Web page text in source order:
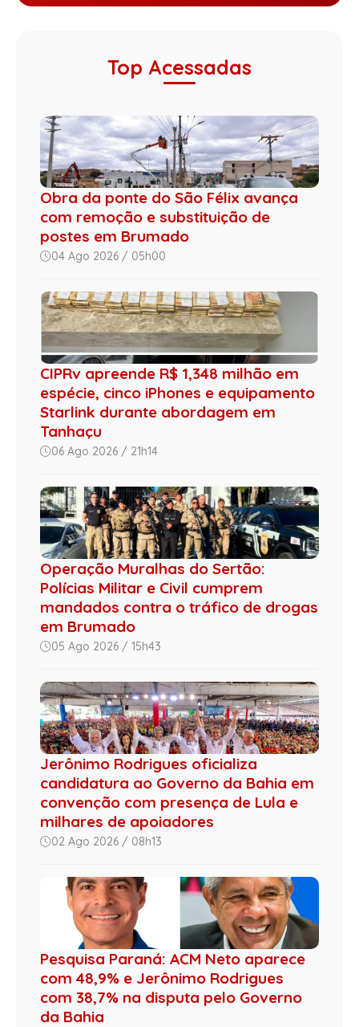
Top Acessadas
Obra da ponte do São Félix avança
com remoção e substituição de
postes em Brumado
04 Ago 2026 / 05h00
CIPRv apreende R$ 1,348 milhão em
espécie, cinco iPhones e equipamento
Starlink durante abordagem em
Tanhaçu
06 Ago 2026 / 21h14
Operação Muralhas do Sertão:
Polícias Militar e Civil cumprem
mandados contra o tráfico de drogas
em Brumado
05 Ago 2026 / 15h43
Jerônimo Rodrigues oficializa
candidatura ao Governo da Bahia em
convenção com presença de Lula e
milhares de apoiadores
02 Ago 2026 / 08h13
Pesquisa Paraná: ACM Neto aparece
com 48,9% e Jerônimo Rodrigues
com 38,7% na disputa pelo Governo
da Bahia